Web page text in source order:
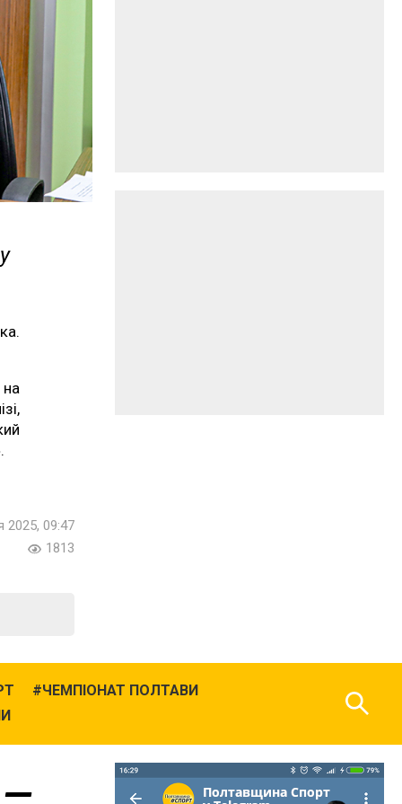
2025, 09:47
1813
ЧЕМПІОНАТ ПОЛТАВИ
—